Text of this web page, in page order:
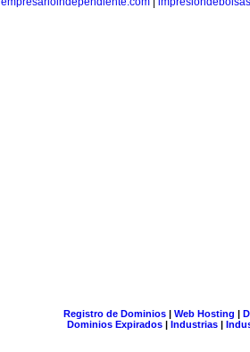
Registro de Dominios| Web Hosting |
Dominios Expirados | Industrias |